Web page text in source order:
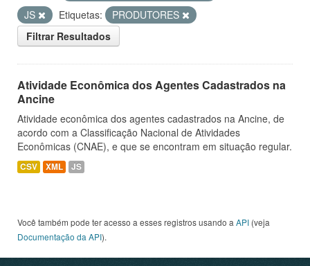
JS
Etiquetas:
PRODUTORES
Filtrar Resultados
Atividade Econômica dos Agentes Cadastrados na
Ancine
Atividade econômica dos agentes cadastrados na Ancine, de
acordo com a Classificação Nacional de Atividades
Econômicas (CNAE), e que se encontram em situação regular.
CSV XML JS
Você também pode ter acesso a esses registros usando a API (veja
Documentação da API).